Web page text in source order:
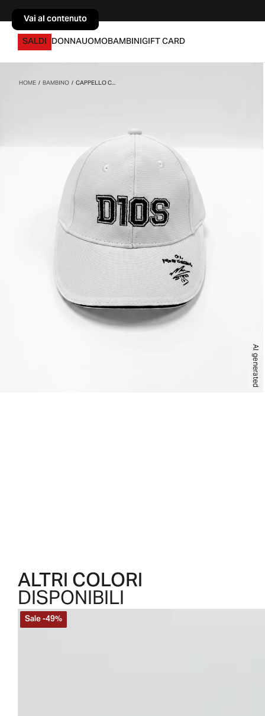
Vai al contenuto
SALDI DONNAUOMOBAMBINIGIFT CARD
HOME/BAMBINO/CAPPELLO C...
AI generated
ALTRI COLORI
DISPONIBILI
Sale-49%
Vai al contenuto